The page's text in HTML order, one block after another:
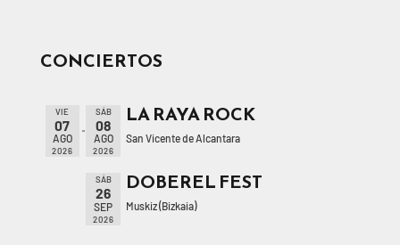
CONCIERTOS
VIE
07
AGO
2026
SÁB
08
AGO
2026
LA RAYA ROCK
San Vicente de Alcantara
SÁB
26
SEP
2026
DOBEREL FEST
Muskiz (Bizkaia)